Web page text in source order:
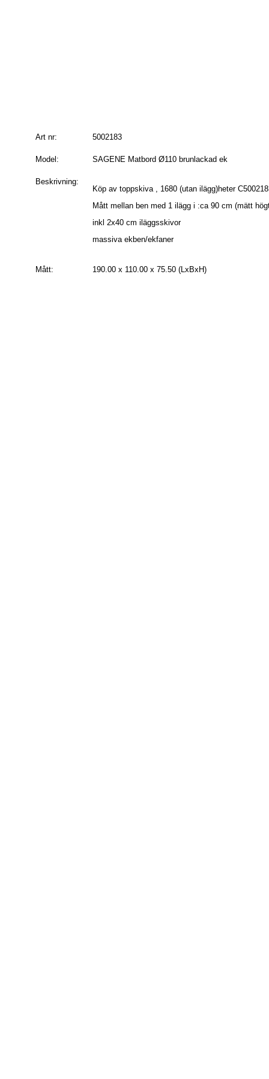
Art nr: 5002183
Model: SAGENE Matbord Ø110 brunlackad ek
Beskrivning:
Köp av toppskiva , 1680 (utan ilägg)heter
Mått mellan ben med 1 ilägg i :ca 90 cm (mätt
inkl 2x40 cm iläggsskivor
massiva ekben/ekfaner
Mått: 190.00 x 110.00 x 75.50 (LxBxH)